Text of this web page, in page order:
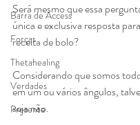
Barra de Access
Forças
Thetahealing
Verdades
Presente
Será mesmo que essa
única e exclusiva resposta
receita de bolo?
Considerando que somos
em um ou vários ângulos,
seja não.